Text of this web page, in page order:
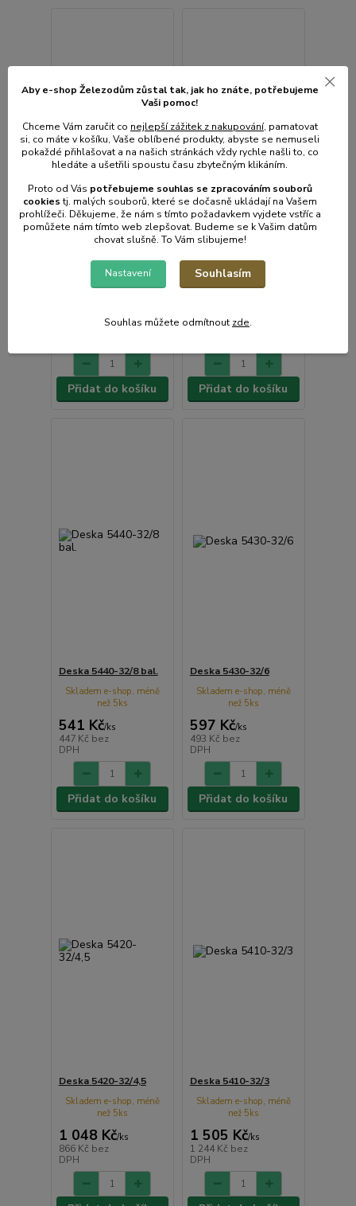
Deska 5460-32/12
/ks
bez
Přidat do košíku
Deska 5450-32/10
521 Kč ks
431 Kčbez
Skladem e-shop, méně
Přidat do košíku
Deska 5440-32/8 bal.
541 Kč/ks
447 Kč bez
DPH
Skladem e-shop, méně
než 5ks
Přidat do košíku
Deska 5430-32/6
597 Kč/ks
493 Kč bez
DPH
Skladem e-shop, méně
než 5ks
Přidat do košíku
Deska 5420-32/4,5
1 048 Kč/ks
866 Kč bez
DPH
Skladem e-shop, méně
než 5ks
Deska 5410-32/3
1 505 Kč/ks
1 244 Kč bez
DPH
Skladem e-shop, méně
než 5ks
Aby e-shop Železodům zůstal tak, jak ho znáte, potřebujeme
Vaši pomoc!
Chceme Vám zaručit co nejlepší zážitek z nakupování, pamatovat
si, co máte v košíku, Vaše oblíbené produkty, abyste se nemuseli
pokaždé přihlašovat a na našich stránkách vždy rychle našli to, co
hledáte a ušetřili spoustu času zbytečným klikáním.
Proto od Vás potřebujeme souhlas se zpracováním souborů
cookiestj. malých souborů, které se dočasně ukládají na Vašem
prohlížeči. Děkujeme, že nám s tímto požadavkem vyjdete vstříc a
pomůžete nám tímto web zlepšovat. Budeme se k Vašim datům
chovat slušně. To Vám slibujeme!
Nastavení Souhlasím
Souhlas můžete odmítnout zde.